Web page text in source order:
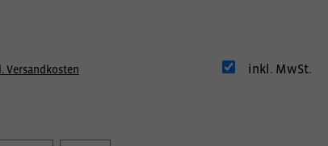
inkl. MwSt.
Versandkosten